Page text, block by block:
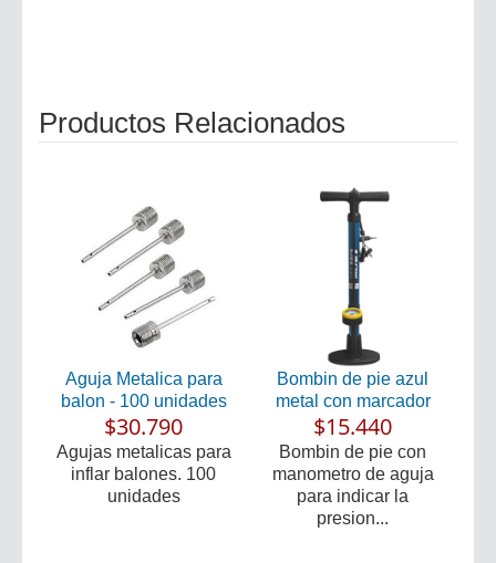
Productos Relacionados
Aguja Metalica para
balon - 100 unidades
$30.790
Agujas metalicas para
inflar balones. 100
unidades
Bombin de pie azul
metal con marcador
$15.440
Bombin de pie con
manometro de aguja
para indicar la
presion...